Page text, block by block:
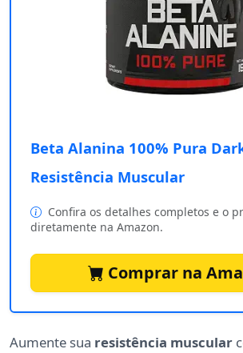
Beta Alanina 100% Pura
Resistência Muscular
Confira os detalhes completos e o
diretamente na Amazon.
Comprar na
Aumente sua resistência muscular